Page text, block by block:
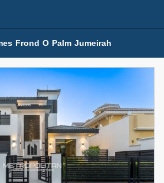
عقارات للبيع (12441)
1.5 BHK 48 Parkside
شقة
1,350,000 درهم
سرير حمام
Frond O Palm Jumeirah